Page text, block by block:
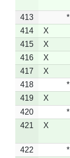
413 *
414
X
415
X
416
X
417
X
418
*
419
X
420
*
421
X
422 *